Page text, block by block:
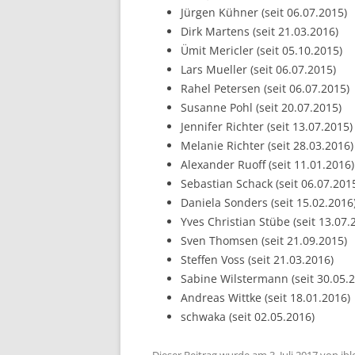
Jürgen Kühner (seit 06.07.2015)
Dirk Martens (seit 21.03.2016)
Ümit Mericler (seit 05.10.2015)
Lars Mueller (seit 06.07.2015)
Rahel Petersen (seit 06.07.2015)
Susanne Pohl (seit 20.07.2015)
Jennifer Richter (seit 13.07.2015)
Melanie Richter (seit 28.03.2016)
Alexander Ruoff (seit 11.01.2016)
Sebastian Schack (seit
Daniela Sonders (seit
Yves Christian Stübe (seit
Sven Thomsen (seit 21.09.2015)
Steffen Voss (seit 21.03.2016)
Sabine Wilstermann (seit
Andreas Wittke (seit 18.01.2016)
schwaka (seit 02.05.2016)